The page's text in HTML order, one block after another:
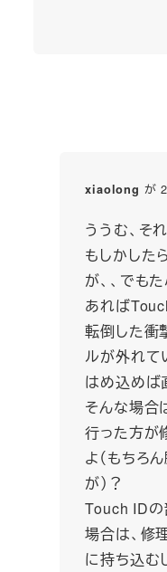
xiaolong が
ううむ、そ
もしかした
が、、でも
あれば
転倒した衝
ルが外れて
はめ込めば
そんな場合
行った方が
よ（もちろ
が）？
Touch IDの
場合は、修
に持ち込む